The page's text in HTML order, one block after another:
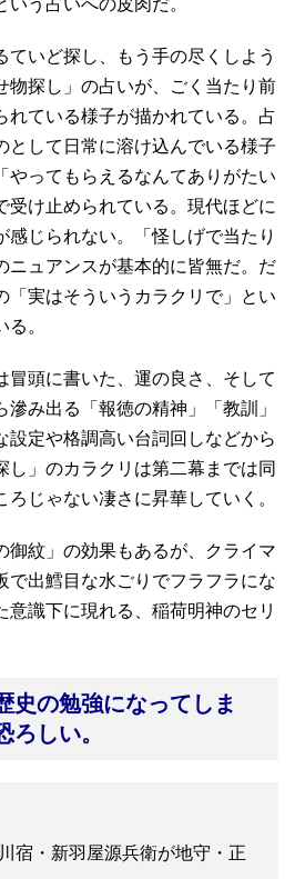
ていど探し、もう手の尽くしよう
物探し」の占いが、ごく当たり前
れている様子が描かれている。占
として日常に溶け込んでいる様子
やってもらえるなんてありがたい
受け止められている。現代ほどに
感じられない。「怪しげで当たり
ニュアンスが基本的に皆無だ。だ
「実はそういうカラクリで」とい
。
冒頭に書いた、運の良さ、そして
滲み出る「報徳の精神」「教訓」
設定や格調高い台詞回しなどから
し」のカラクリは第二幕までは同
ろじゃない凄さに昇華していく。
御紋」の効果もあるが、クライマ
で出鱈目な水ごりでフラフラにな
意識下に現れる、稲荷明神のセリ
史の勉強になってしま
ろしい。
宿・新羽屋源兵衛が地守・正